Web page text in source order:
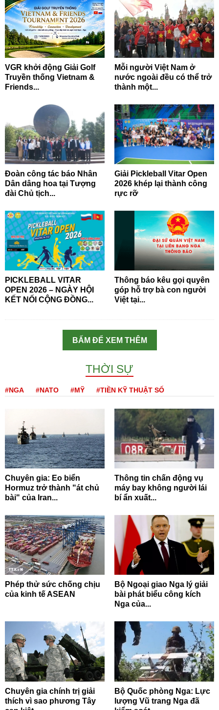
VGR khởi động Giải Golf
Truyền thống Vietnam &
Friends...
Mỗi người Việt Nam ở
nước ngoài đều có thể trở
thành một...
Đoàn công tác báo Nhân
Dân dâng hoa tại Tượng
đài Chủ tịch...
Giải Pickleball Vitar Open
2026 khép lại thành công
rực rỡ
PICKLEBALL VITAR
OPEN 2026 – NGÀY HỘI
KẾT NỐI CỘNG ĐỒNG...
Thông báo kêu gọi quyên
góp hỗ trợ bà con người
Việt tại...
BẤM ĐỂ XEM THÊM
THỜI SỰ
#NGA #NATO #MỸ #TIỀN KỸ THUẬT SỐ
Chuyên gia: Eo biển
Hormuz trở thành "át chủ
bài" của Iran...
Thông tin chấn động vụ
máy bay không người lái
bí ẩn xuất...
Phép thử sức chống chịu
của kinh tế ASEAN
Bộ Ngoại giao Nga lý giải
bài phát biểu công kích
Nga của...
Chuyên gia chính trị giải
thích vì sao phương Tây
Bộ Quốc phòng Nga: Lực
lượng Vũ trang Nga đã